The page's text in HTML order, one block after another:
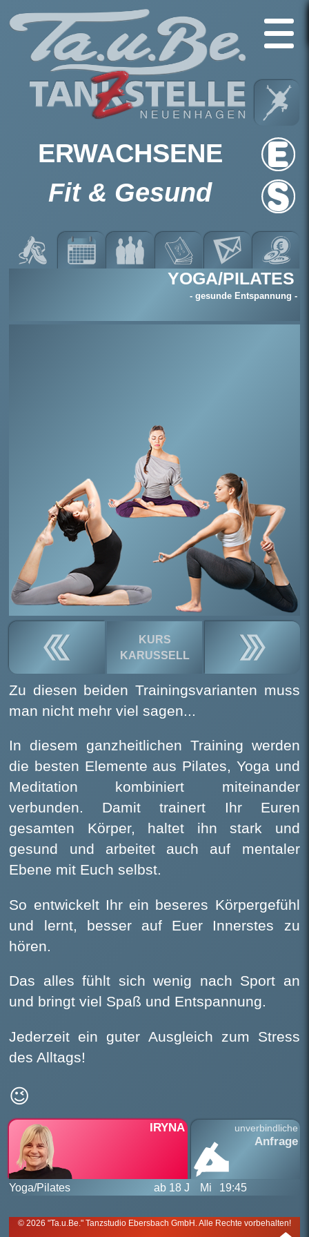
ERWACHSENE
Fit & Gesund
YOGA/PILATES
- gesunde Entspannung -
KURS
KARUSSELL
Zu diesen beiden Trainingsvarianten muss
man nicht mehr viel sagen...
In diesem ganzheitlichen Training werden
die besten Elemente aus Pilates, Yoga und
Meditation kombiniert miteinander
verbunden. Damit trainert Ihr Euren
gesamten Körper, haltet ihn stark und
gesund und arbeitet auch auf mentaler
Ebene mit Euch selbst.
So entwickelt Ihr ein beseres Körpergefühl
und lernt, besser auf Euer Innerstes zu
hören.
Das alles fühlt sich wenig nach Sport an
und bringt viel Spaß und Entspannung.
Jederzeit ein guter Ausgleich zum Stress
des Alltags!
😉
IRYNA unverbindliche
Anfrage
Yoga/Pilates ab 18 J Mi 19:45
© 2026 "Ta.u.Be." Tanzstudio Ebersbach GmbH. Alle Rechte vorbehalten!